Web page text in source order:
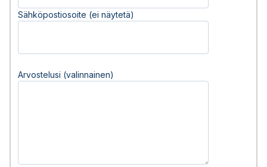
Sähköpostiosoite (ei näytetä)
Arvostelusi (valinnainen)